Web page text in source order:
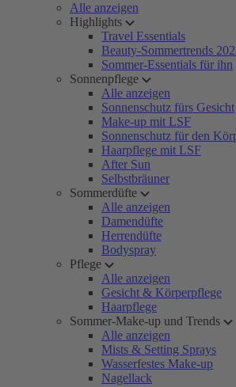
Alle anzeigen
Highlights
Travel Essentials
Beauty-Sommertrends
Sommer-Essentials für ihn
Sonnenpflege
Alle anzeigen
Sonnenschutz fürs Gesicht
Make-up mit LSF
Sonnenschutz für den
Haarpflege mit LSF
After Sun
Selbstbräuner
Sommerdüfte
Alle anzeigen
Damendüfte
Herrendüfte
Bodyspray
Pflege
Alle anzeigen
Gesicht & Körperpflege
Haarpflege
Sommer-Make-up und Trends
Alle anzeigen
Mists & Setting Sprays
Wasserfestes Make-up
Nagellack